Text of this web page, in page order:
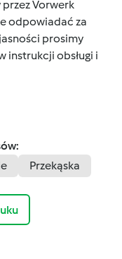
Vorwerk
odpowiadać za
prosimy
instrukcji obsługi i
Przekąska